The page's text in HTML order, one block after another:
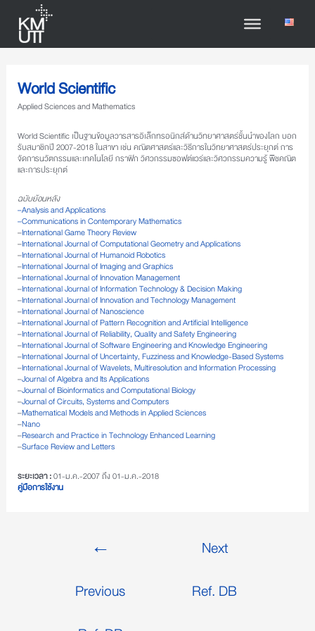
World Scientific
Applied Sciences and Mathematics
World Scientific เป็นฐานข้อมูลวารสารอิเล็กทรอนิกส์ด้านวิทยาศาสตร์ชั้นนำของโลก บอก
รับสมาชิกปี 2007-2018 ในสาขา เช่น คณิตศาสตร์และวิธีการในวิทยาศาสตร์ประยุกต์ การ
จัดการนวัตกรรมและเทคโนโลยี กราฟิก วิศวกรรมซอฟต์แวร์และวิศวกรรมความรู้ พีชคณิต
และการประยุกต์
ฉบับย้อนหลัง
– Analysis and Applications
– Communications in Contemporary Mathematics
–International Game Theory Review
–International Journal of Computational Geometry and Applications
–International Journal of Humanoid Robotics
–International Journal of Imaging and Graphics
–International Journal of Innovation Management
–International Journal of Information Technology & Decision Making
–International Journal of Innovation and Technology Management
–International Journal of Nanoscience
–International Journal of Pattern Recognition and Artificial Intelligence
–International Journal of Reliability, Quality and Safety Engineering
–International Journal of Software Engineering and Knowledge Engineering
–International Journal of Uncertainty, Fuzziness and Knowledge-Based Systems
–International Journal of Wavelets, Multiresolution and Information Processing
–Journal of Algebra and Its Applications
–Journal of Bioinformatics and Computational Biology
–Journal of Circuits, Systems and Computers
–Mathematical Models and Methods in Applied Sciences
–Nano
–Research and Practice in Technology Enhanced Learning
–Surface Review and Letters
ระยะเวลา :01-ม.ค.-2007 ถึง 01-ม.ค.-2018
คู่มือการใช้งาน
←
Previous
Next
Ref. DB